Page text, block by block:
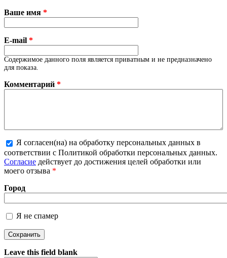
Ваше имя *
E-mail *
Содержимое данного поля является приватным и не предназначено
для показа.
Комментарий *
Более подробная информация о текстовых форматах
Я согласен(на) на обработку персональных данных в
соответствии с Политикой обработки персональных данных.
Согласие действует до достижения целей обработки или
моего отзыва *
Город
Я не спамер
Я спамер
Leave this field blank